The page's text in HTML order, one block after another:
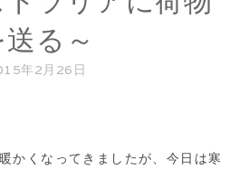
送る～
年2月26日
かくなってきましたが、今日は寒